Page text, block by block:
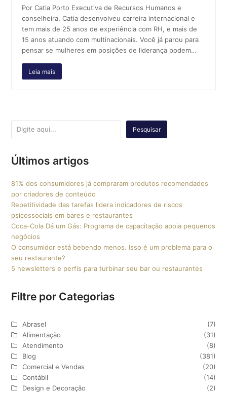
Por Catia Porto Executiva de Recursos Humanos e
conselheira, Catia desenvolveu carreira internacional e
tem mais de 25 anos de experiência com RH, e mais de
15 anos atuando com multinacionais. Você já parou para
pensar se mulheres em posições de liderança podem…
Leia mais
Pesquisar
Últimos artigos
81% dos consumidores já compraram produtos recomendados
por criadores de conteúdo
Repetitividade das tarefas lidera indicadores de riscos
psicossociais em bares e restaurantes
Coca-Cola Dá um Gás: Programa de capacitação apoia pequenos
negócios
O consumidor está bebendo menos. Isso é um problema para o
seu restaurante?
5 newsletters e perfis para turbinar seu bar ou restaurantes
Filtre por Categorias
Abrasel
(7)
Alimentação
(31)
Atendimento
(8)
Blog
(381)
Comercial e Vendas
(20)
Contábil
(14)
Design e Decoração
(2)